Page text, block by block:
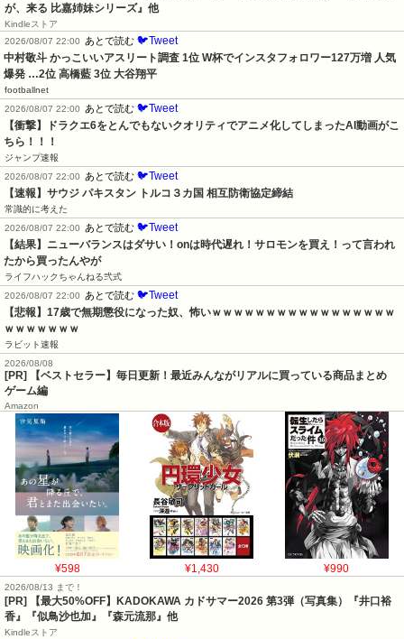
が、来る 比嘉姉妹シリーズ』他
Kindleストア
2026/08/07 22:00
あとで読む 🐦Tweet
中村敬斗 かっこいいアスリート調査 1位 W杯でインスタフォロワー127万増 人気
爆発 …2位 高橋藍 3位 大谷翔平
footballnet
2026/08/07 22:00
あとで読む 🐦Tweet
【衝撃】ドラクエ6をとんでもないクオリティでアニメ化してしまったAI動画がこ
ちら！！！
ジャンプ速報
2026/08/07 22:00
あとで読む 🐦Tweet
【速報】サウジ パキスタン トルコ３カ国 相互防衛協定締結
常識的に考えた
2026/08/07 22:00
あとで読む 🐦Tweet
【結果】ニューバランスはダサい！onは時代遅れ！サロモンを買え！って言われ
たから買ったんやが
ライフハックちゃんねる弐式
2026/08/07 22:00
あとで読む 🐦Tweet
【悲報】17歳で無期懲役になった奴、怖いｗｗｗｗｗｗｗｗｗｗｗｗｗｗｗｗｗ
ｗｗｗｗｗｗｗ
ラビット速報
2026/08/08
[PR] 【ベストセラー】毎日更新！最近みんながリアルに買っている商品まとめ
ゲーム編
Amazon
¥598 ¥1,430 ¥990
2026/08/13 まで！
[PR]
【最大50%OFF】KADOKAWA カドサマー2026 第3弾（写真集）『井口裕
香』『似鳥沙也加』『森元流那』他
Kindleストア